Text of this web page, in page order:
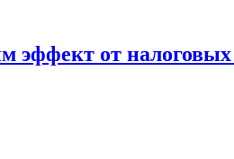
эффект от